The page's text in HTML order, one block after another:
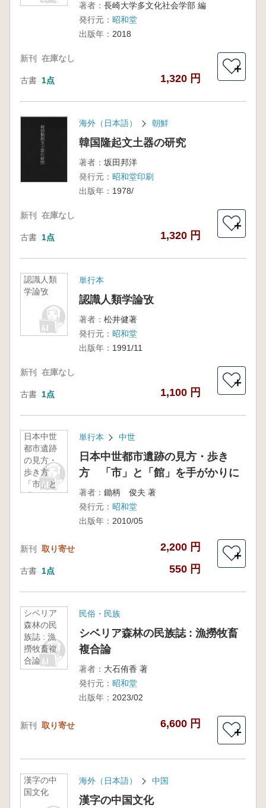
著者： 長崎大学多文化社会学部 編
発行元： 昭和堂
出版年： 2018
新刊 在庫なし
古書 1点 1,320 円
＋
海外（日本語） 朝鮮
韓国隆起文土器の研究
著者： 坂田邦洋
発行元： 昭和堂印刷
出版年： 1978/
新刊 在庫なし
古書 1点 1,320 円
＋
認識人類
学論攷
単行本
認識人類学論攷
著者： 松井健著
発行元： 昭和堂
出版年： 1991/11
新刊 在庫なし
古書 1点 1,100 円
＋
日本中世
都市遺跡
の見方・
歩き方
「市」と
「館」を
単行本 中世
日本中世都市遺跡の見方・歩き
方 「市」と「館」を手がかりに
著者： 鋤柄 俊夫 著
発行元： 昭和堂
出版年： 2010/05
新刊 取り寄せ 2,200 円
古書 1点 550 円
＋
シベリア
森林の民
族誌 : 漁
撈牧畜複
合論
民俗・民族
シベリア森林の民族誌 : 漁撈牧畜
複合論
著者： 大石侑香 著
発行元： 昭和堂
出版年： 2023/02
新刊 取り寄せ 6,600 円
＋
漢字の中
国文化
海外（日本語） 中国
漢字の中国文化